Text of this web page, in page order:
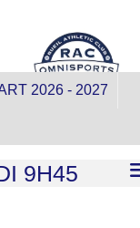
2026 - 2027
9H45